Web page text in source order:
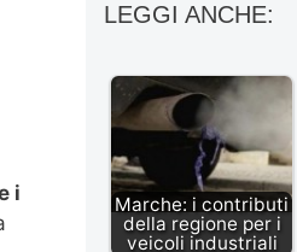
i
LEGGI ANCHE:
Marche: i contributi
della regione per i
veicoli industriali